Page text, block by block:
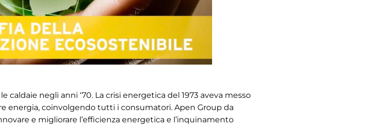
caldaie negli anni ‘70. La crisi energetica del 1973 aveva messo
energia, coinvolgendo tutti i consumatori. Apen Group da
e migliorare l’efficienza energetica e l’inquinamento